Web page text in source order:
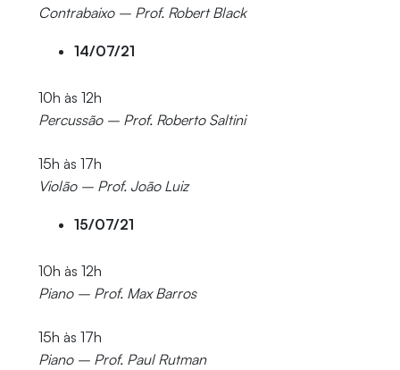
Contrabaixo – Prof. Robert Black
14/07/21
10h às 12h
Percussão – Prof. Roberto Saltini
15h às 17h
Violão – Prof. João Luiz
15/07/21
10h às 12h
Piano – Prof. Max Barros
15h às 17h
Piano – Prof. Paul Rutman